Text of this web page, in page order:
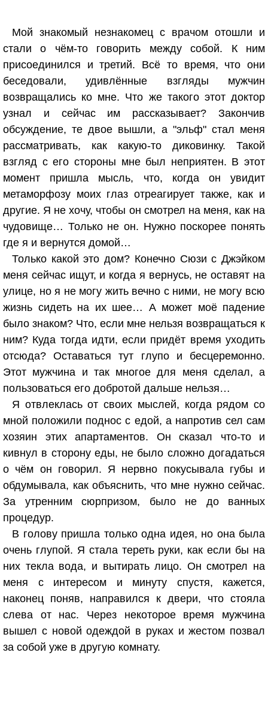
Мой знакомый незнакомец с врачом отошли и
стали о чём-то говорить между собой. К ним
присоединился и третий. Всё то время, что они
беседовали, удивлённые взгляды мужчин
возвращались ко мне. Что же такого этот доктор
узнал и сейчас им рассказывает? Закончив
обсуждение, те двое вышли, а "эльф" стал меня
рассматривать, как какую-то диковинку. Такой
взгляд с его стороны мне был неприятен. В этот
момент пришла мысль, что, когда он увидит
метаморфозу моих глаз отреагирует также, как и
другие. Я не хочу, чтобы он смотрел на меня, как на
чудовище… Только не он. Нужно поскорее понять
где я и вернутся домой…
Только какой это дом? Конечно Сюзи с Джэйком
меня сейчас ищут, и когда я вернусь, не оставят на
улице, но я не могу жить вечно с ними, не могу всю
жизнь сидеть на их шее… А может моё падение
было знаком? Что, если мне нельзя возвращаться к
ним? Куда тогда идти, если придёт время уходить
отсюда? Оставаться тут глупо и бесцеремонно.
Этот мужчина и так многое для меня сделал, а
пользоваться его добротой дальше нельзя…
Я отвлеклась от своих мыслей, когда рядом со
мной положили поднос с едой, а напротив сел сам
хозяин этих апартаментов. Он сказал что-то и
кивнул в сторону еды, не было сложно догадаться
о чём он говорил. Я нервно покусывала губы и
обдумывала, как объяснить, что мне нужно сейчас.
За утренним сюрпризом, было не до ванных
процедур.
В голову пришла только одна идея, но она была
очень глупой. Я стала тереть руки, как если бы на
них текла вода, и вытирать лицо. Он смотрел на
меня с интересом и минуту спустя, кажется,
наконец поняв, направился к двери, что стояла
слева от нас. Через некоторое время мужчина
вышел с новой одеждой в руках и жестом позвал
за собой уже в другую комнату.